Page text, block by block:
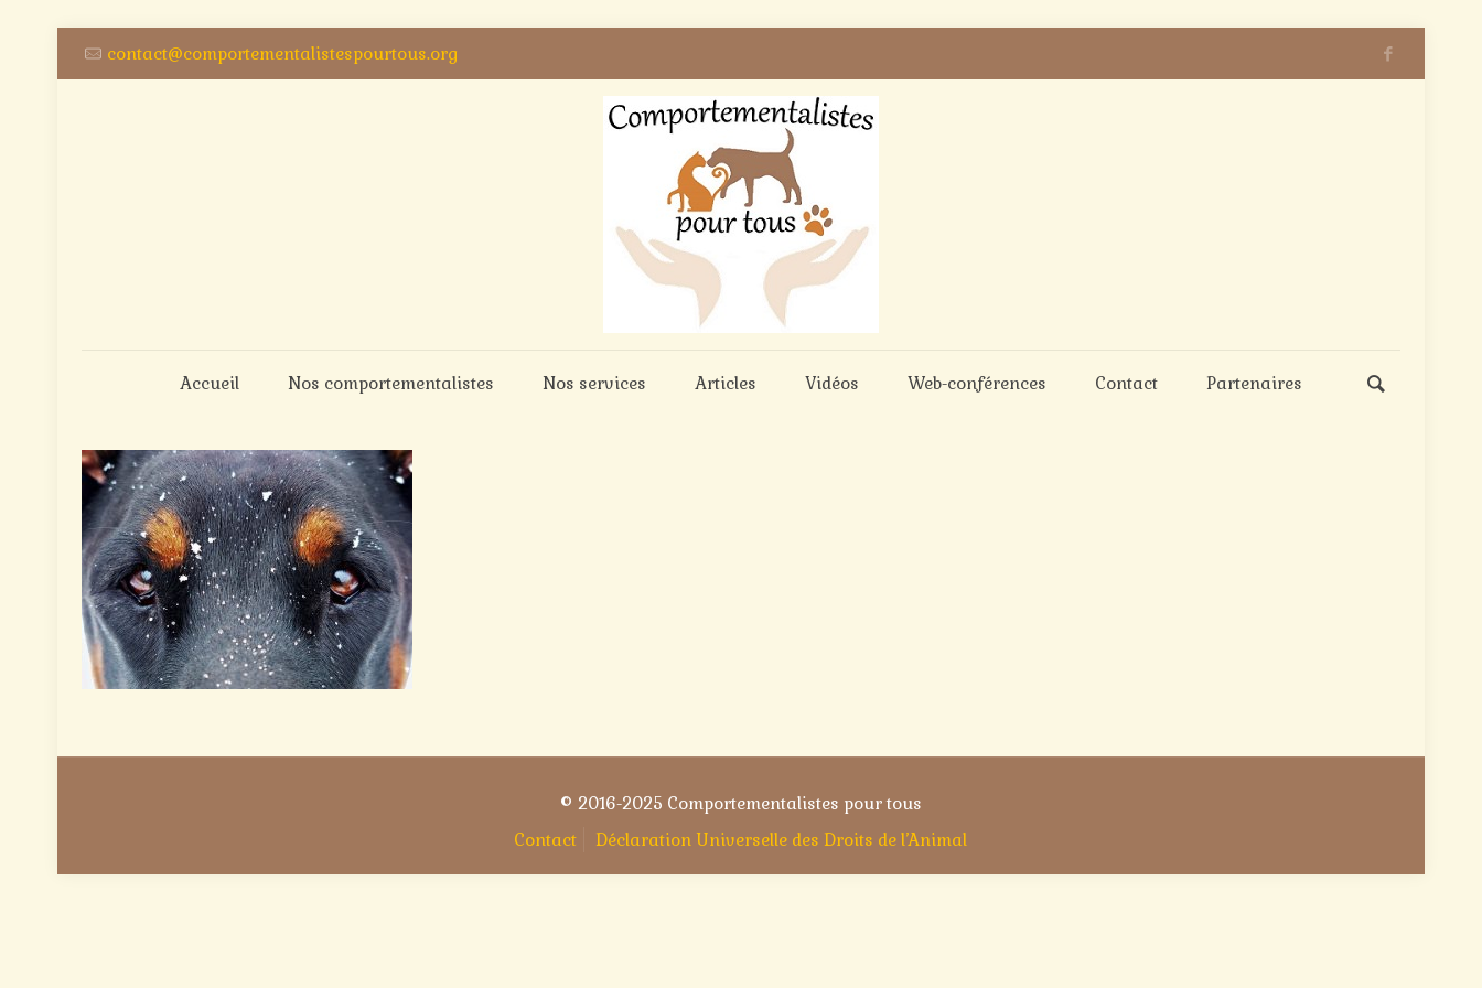
contact@comportementalistespourtous.org
Accueil Nos comportementalistes Nos services Articles Vidéos Web-conférences Contact Partenaires
© 2016-2025 Comportementalistes pour tous
Contact
Déclaration Universelle des Droits de l’Animal